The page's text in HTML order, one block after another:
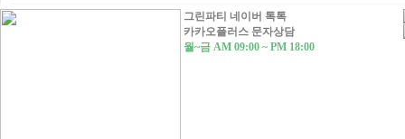
그린파티 네이버 톡톡
카카오플러스 문자상담
월~금 AM 09:00 ~ PM 18:00